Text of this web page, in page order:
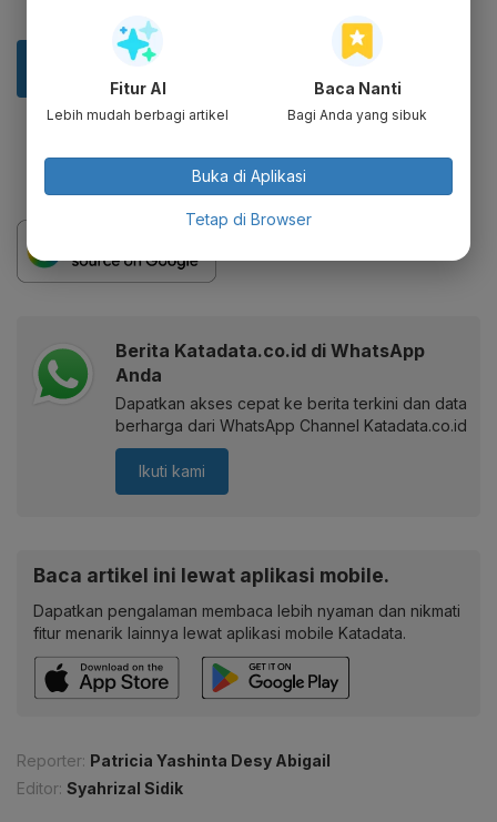
Berita Katadata.co.id di WhatsApp
Anda
Dapatkan akses cepat ke berita terkini dan data
berharga dari WhatsApp Channel Katadata.co.id
Ikuti kami
Baca artikel ini lewat aplikasi mobile.
Dapatkan pengalaman membaca lebih nyaman dan nikmati
fitur menarik lainnya lewat aplikasi mobile Katadata.
Reporter: Patricia Yashinta Desy Abigail
Editor: Syahrizal Sidik
Fitur AI
Lebih mudah berbagi artikel
Baca Nanti
Bagi Anda yang sibuk
Buka di Aplikasi
Tetap di Browser